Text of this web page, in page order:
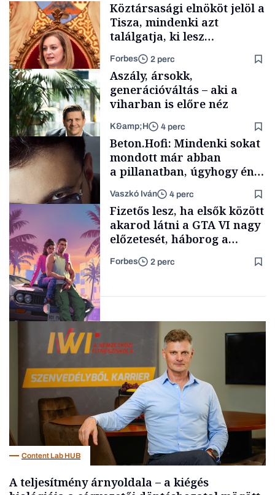
Politika
Köztársasági elnököt jelöl a
Tisza, mindenki azt
találgatja, ki lesz
szombaton a befutó –
soroljuk az eddig felmerült
neveket
Forbes 2 perc
TÁMOGATÓI
Aszály, ársokk,
generációváltás – aki a
viharban is előre néz
K&amp;H 4 perc
Forbes-sztori
Beton.Hofi: Mindenki sokat
mondott már abban
a pillanatban, úgyhogy én
a legsarkosabb
gondolataimat akartam
kimondani
Vaszkó Iván 4 perc
Fizetős lesz, ha elsők között
akarod látni a GTA VI nagy
előzetesét, háborog a
gamer közösség
Forbes 2 perc
Content Lab HUB
A teljesítmény árnyoldala – a kiégés